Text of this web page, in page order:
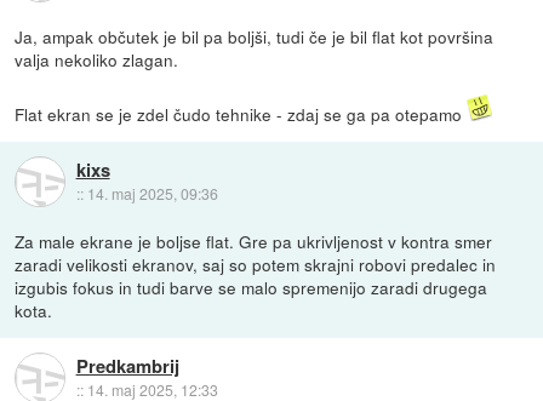
Ja, ampak občutek je bil pa boljši, tudi če je bil flat kot površina
valja nekoliko zlagan.
Flat ekran se je zdel čudo tehnike - zdaj se ga pa otepamo
kixs
:: 14. maj 2025, 09:36
Za male ekrane je boljse flat. Gre pa ukrivljenost v kontra smer
zaradi velikosti ekranov, saj so potem skrajni robovi predalec in
izgubis fokus in tudi barve se malo spremenijo zaradi drugega
kota.
Predkambrij
:: 14. maj 2025, 12:33